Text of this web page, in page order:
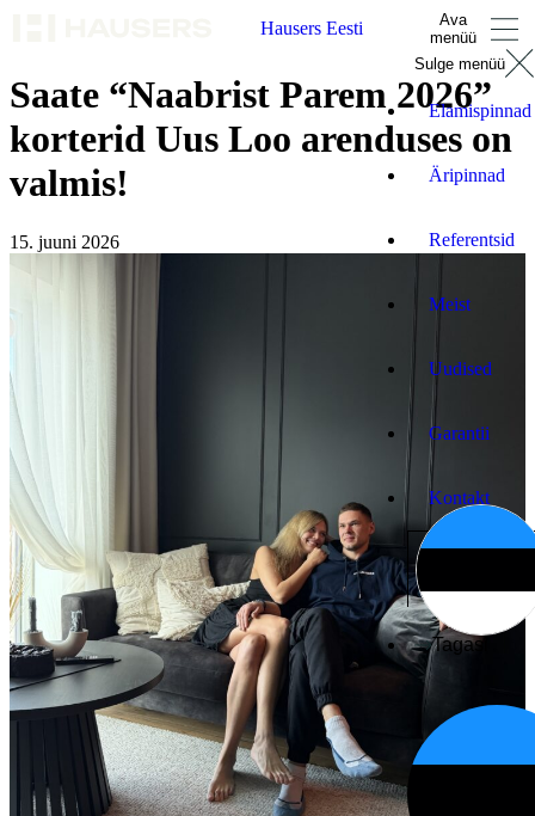
Hausers Eesti
Ava
menüü
Sulge menüü
Elamispinnad
Äripinnad
Referentsid
Meist
Uudised
Garantii
Kontakt
Tagasi
Saate “Naabrist Parem 2026”
korterid Uus Loo arenduses on
valmis!
15. juuni 2026